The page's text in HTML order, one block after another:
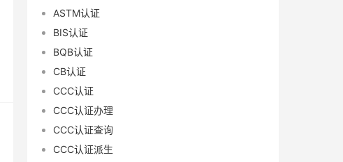
ASTM认证
BIS认证
BQB认证
CB认证
CCC认证
CCC认证办理
CCC认证查询
CCC认证派生